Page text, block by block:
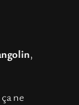
,
ne